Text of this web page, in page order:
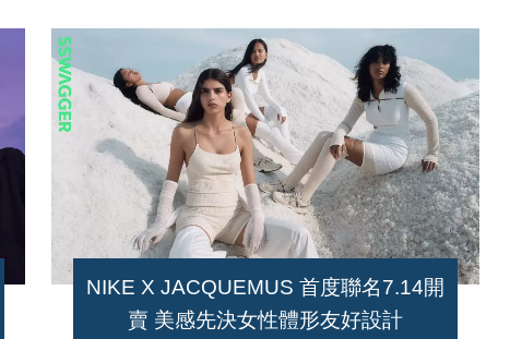
NIKE X JACQUEMUS 首度聯名7.14開
賣 美感先決女性體形友好設計